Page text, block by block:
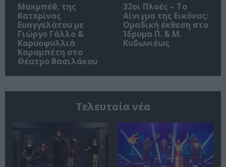
Μακμπέθ, της
Κατερίνας
Ευαγγελάτου με
Γιώργο Γάλλο &
Καρυοφυλλιά
Καραμπέτη στο
Θέατρο Βασιλάκου
32οι Πλοές – Το
Αίνιγμα της Εικόνας:
Ομαδική έκθεση στο
Ίδρυμα Π. & Μ.
Κυδωνιέως
Τελευταία νέα